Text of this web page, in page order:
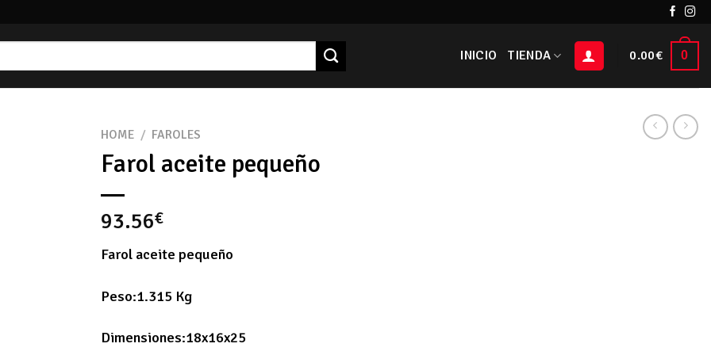
INICIO TIENDA 0.00€ 0
HOME / FAROLES
Farol aceite pequeño
93.56€
Farol aceite pequeño
Peso:1.315 Kg
Dimensiones:18x16x25